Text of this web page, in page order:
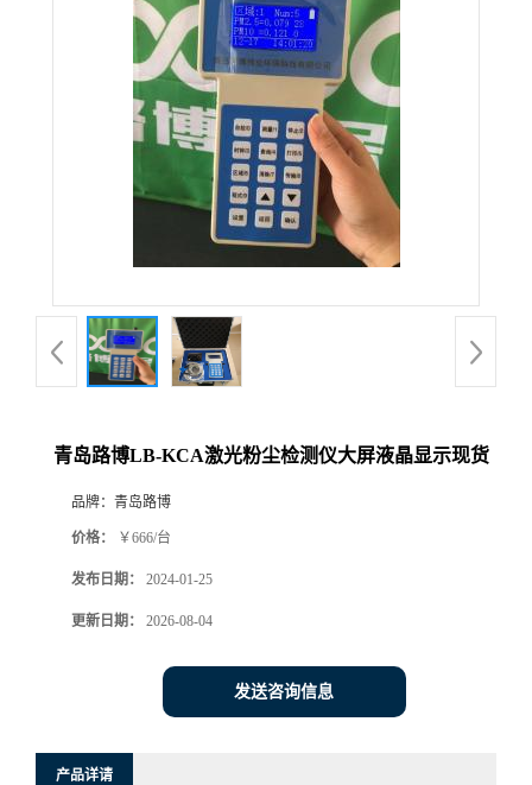
品
青岛路博LB-KCA激光粉尘检测仪大屏液晶显示现货
品牌： 青岛路博
价格： ￥666/台
发布日期： 2024-01-25
更新日期： 2026-08-04
发送咨询信息
产品详请